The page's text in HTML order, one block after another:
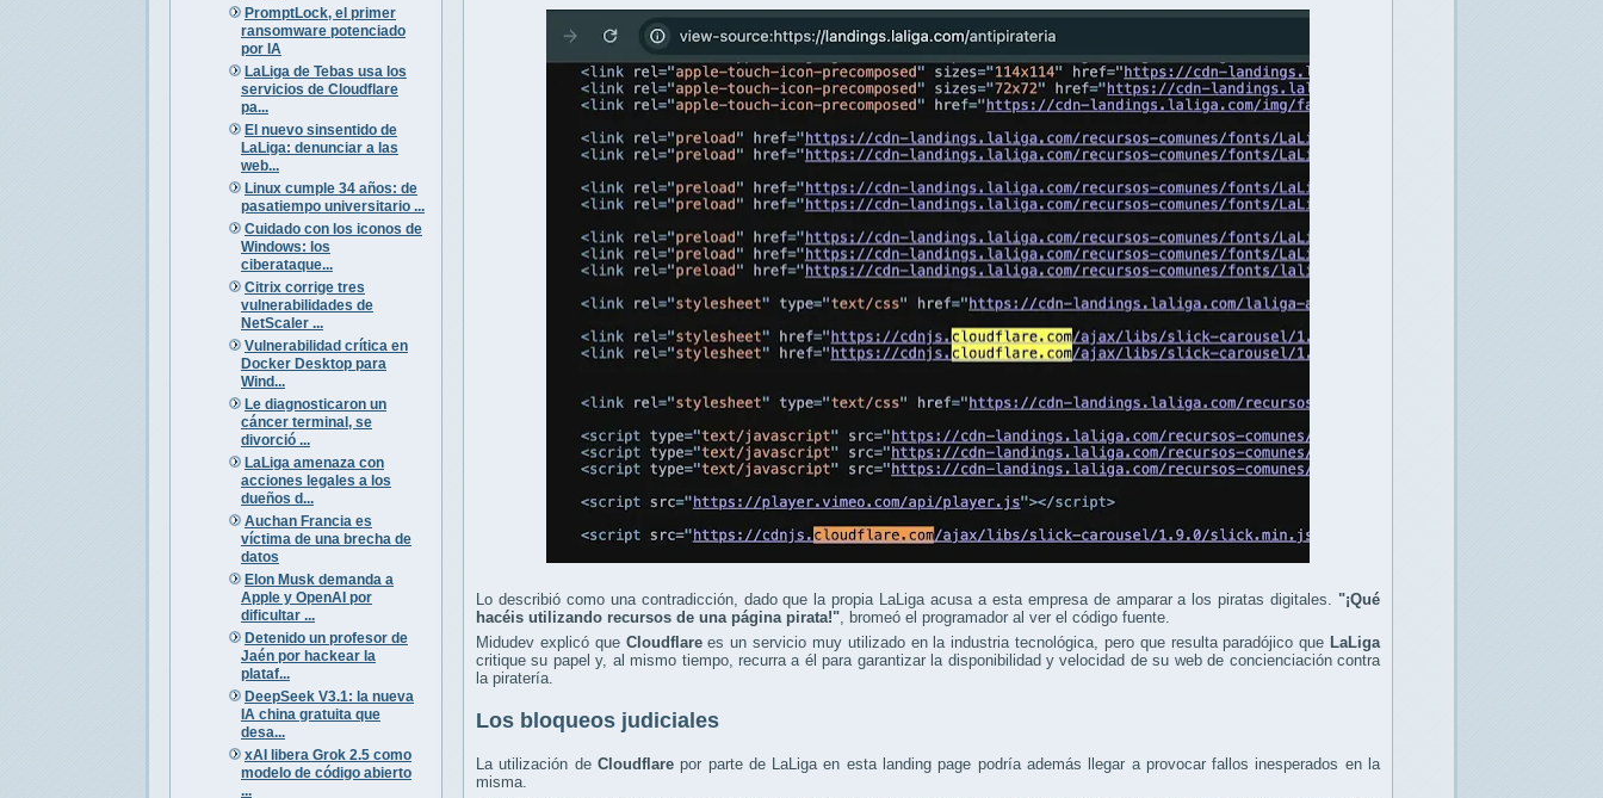
PromptLock, el primer
ransomware potenciado
por IA
LaLiga de Tebas usa los
servicios de Cloudflare
pa...
El nuevo sinsentido de
LaLiga: denunciar a las
web...
Linux cumple 34 años: de
pasatiempo universitario ...
Cuidado con los iconos de
Windows: los
ciberataque...
Citrix corrige tres
vulnerabilidades de
NetScaler ...
Vulnerabilidad crítica en
Docker Desktop para
Wind...
Le diagnosticaron un
cáncer terminal, se
divorció ...
LaLiga amenaza con
acciones legales a los
dueños d...
Auchan Francia es
víctima de una brecha de
datos
Elon Musk demanda a
Apple y OpenAI por
dificultar ...
Detenido un profesor de
Jaén por hackear la
plataf...
DeepSeek V3.1: la nueva
IA china gratuita que
desa...
xAI libera Grok 2.5 como
modelo de código abierto
...
Lo describió como una contradicción, dado que la propia LaLiga acusa a esta empresa de amparar a los piratas digitales. "¡Qué
hacéis utilizando recursos de una página pirata!" , bromeó el programador al ver el código fuente.
Midudev explicó que Cloudflarees un servicio muy utilizado en la industria tecnológica, pero que resulta paradójico que LaLiga
critique su papel y, al mismo tiempo, recurra a él para garantizar la disponibilidad y velocidad de su web de concienciación contra
la piratería.
Los bloqueos judiciales
La utilización de Cloudflarepor parte de LaLiga en esta landing page podría además llegar a provocar fallos inesperados en la
misma.